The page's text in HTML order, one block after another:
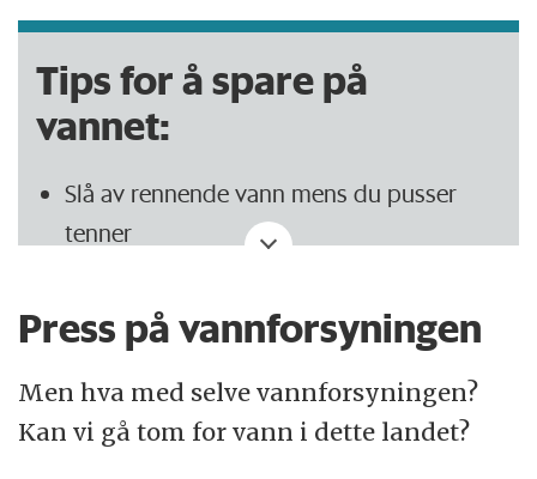
Tips for å spare på
vannet:
Slå av rennende vann mens du pusser
tenner
do
Bruk «spareknappen» på toalettet når du
har tisset
Press på vannforsyningen
Men hva med selve vannforsyningen?
Kan vi gå tom for vann i dette landet?